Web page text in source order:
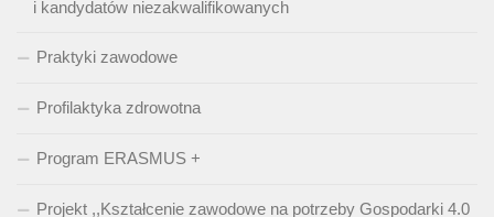
i kandydatów niezakwalifikowanych
Praktyki zawodowe
Profilaktyka zdrowotna
Program ERASMUS +
Projekt ,,Kształcenie zawodowe na potrzeby Gospodarki 4.0